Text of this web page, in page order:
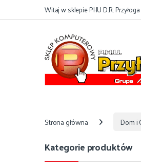
Przejdź do nawigacji
Przejdź do treściWitaj w sklepie PHU D.R. Przyłoga
Strona główna Dom i
Kategorie produktów